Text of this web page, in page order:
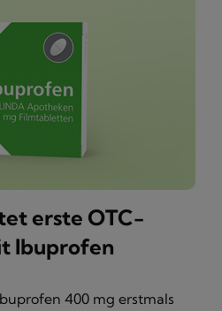
erste OTC-
Ibuprofen
400 mg erstmals